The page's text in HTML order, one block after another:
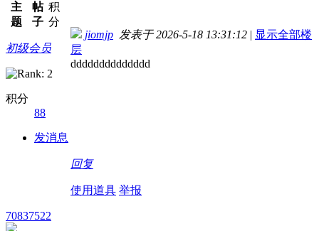
主
题
帖
子
积
分
初级会员
积分
88
发消息
jiomjp 发表于 2026-5-18 13:31:12 | 显示全部楼
层
dddddddddddddd
回复
使用道具 举报
70837522